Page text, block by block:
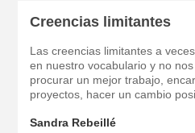
Creencias limitantes
Las creencias limitantes a
en nuestro vocabulario y no
procurar un mejor trabajo,
proyectos, hacer un cambio
Sandra Rebeillé